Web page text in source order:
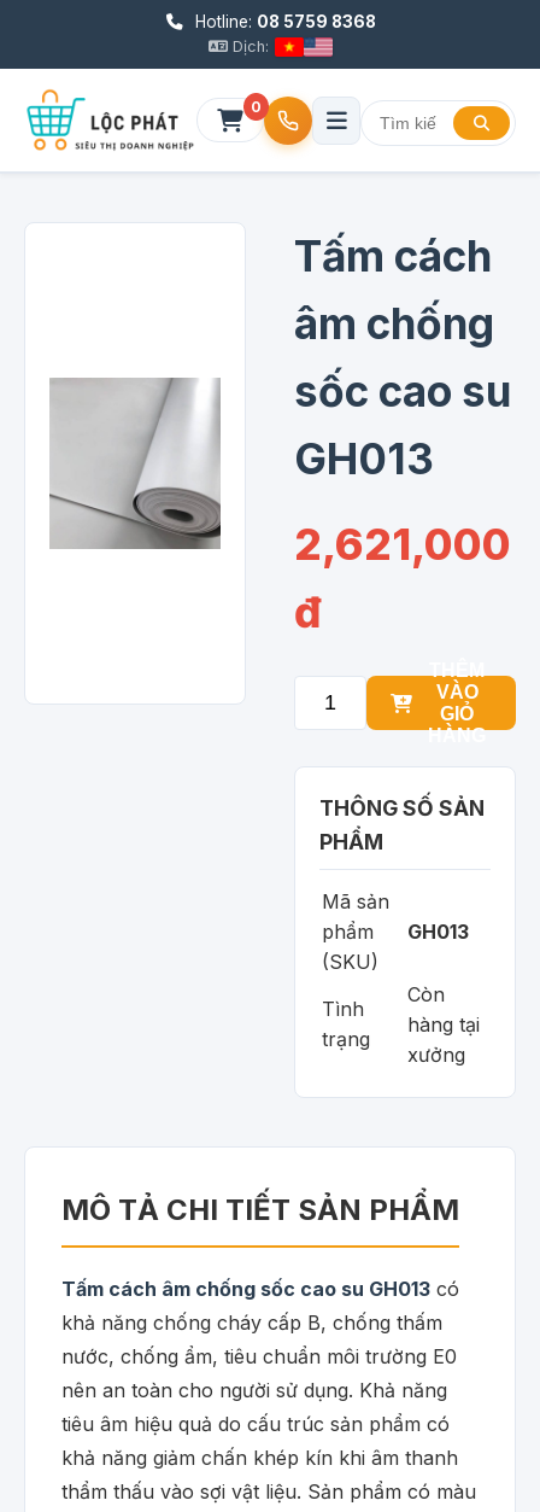
Hotline: 08 5759 8368
Dịch:
0
Tấm cách
âm chống
sốc cao su
GH013
2,621,000
đ
VÀO
GIỎ
HÀNG
THÔNG SỐ SẢN
PHẨM
Mã sản
phẩm
(SKU)
GH013
Tình
trạng
Còn
hàng tại
xưởng
MÔ TẢ CHI TIẾT SẢN PHẨM
Tấm cách âm chống sốc cao su GH013 có
khả năng chống cháy cấp B, chống thấm
nước, chống ẩm, tiêu chuẩn môi trường E0
nên an toàn cho người sử dụng. Khả năng
tiêu âm hiệu quả do cấu trúc sản phẩm có
khả năng giảm chấn khép kín khi âm thanh
thẩm thấu vào sợi vật liệu. Sản phẩm có màu